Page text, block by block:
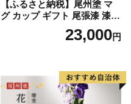
【ふるさと納税】尾州塗 マ
グ カップ ギフト 尾張漆 漆
漆器 漆器工芸 工芸品 芸術性
実用性 抗菌性 美味しく安全
ウイルス効果 お取り寄せ 愛
知県 小牧市 送料無料
23,000円